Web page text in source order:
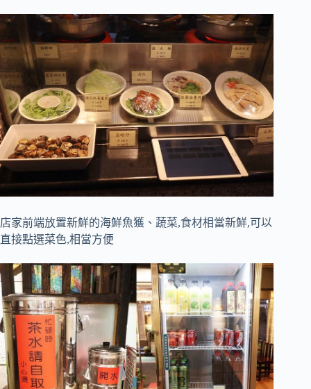
店家前端放置新鮮的海鮮魚獲、蔬菜,食材相當新鮮,可以
直接點選菜色,相當方便